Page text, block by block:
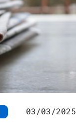
03/03/2025